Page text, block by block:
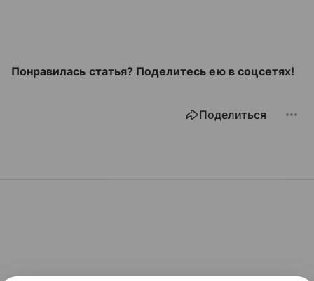
Понравилась статья? Поделитесь ею в соцсетях!
Поделиться